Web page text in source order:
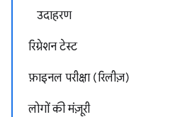
उदाहरण
रिग्रेशन टेस्ट
फ़ाइनल परीक्षा (रिलीज़)
लोगों की मंज़ूरी